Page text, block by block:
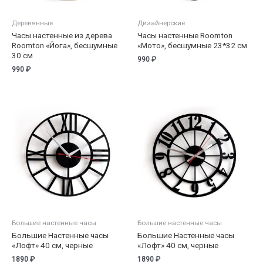
Деревянные
Часы настенные из дерева
Roomton «Йога», бесшумные
30 см
990 ₽
Дизайнерские
Часы настенные Roomton
«Мото», бесшумные 23*32 см
990 ₽
Большие настенные часы
Большие Настенные часы
«Лофт» 40 см, черные
1890 ₽
Большие настенные часы
Большие Настенные часы
«Лофт» 40 см, черные
1890 ₽